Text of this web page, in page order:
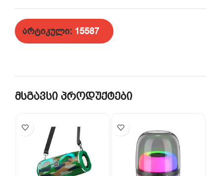
არტიკული: 15587
მსგავსი პროდუქტები